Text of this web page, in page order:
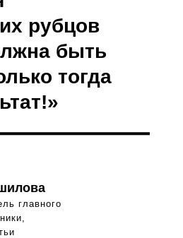
рубцов
быть
тогда
главного